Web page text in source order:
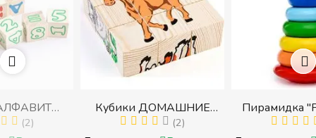
Кубики ДОМАШНИЕ
ЖИВОТНЫЕ (Томик)
(2)
Пирамидка "Радуга" (8
деталей) (Пирамидка
(1)